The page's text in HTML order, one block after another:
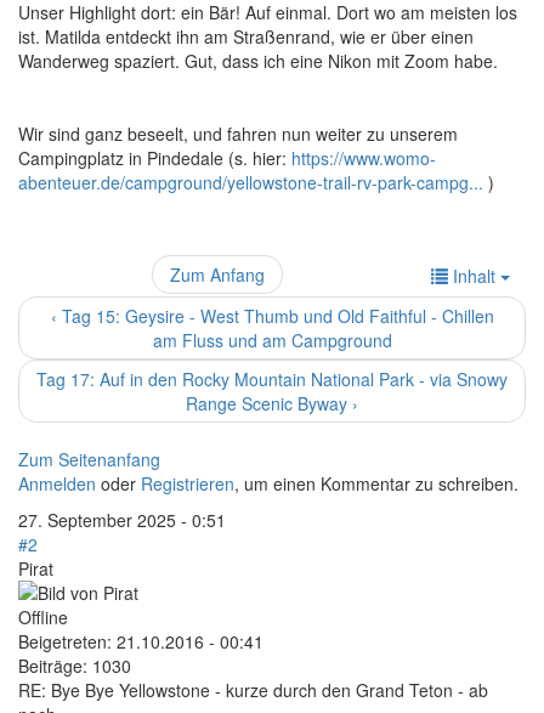
Unser Highlight dort: ein Bär! Auf einmal. Dort wo am meisten los
ist. Matilda entdeckt ihn am Straßenrand, wie er über einen
Wanderweg spaziert. Gut, dass ich eine Nikon mit Zoom habe.
Wir sind ganz beseelt, und fahren nun weiter zu unserem
Campingplatz in Pindedale (s. hier: https://www.womo-
abenteuer.de/campground/yellowstone-trail-rv-park-campg... )
Inhalt
‹ Tag 15: Geysire - West Thumb und Old Faithful - Chillen
am Fluss und am Campground
Zum Anfang
Tag 17: Auf in den Rocky Mountain National Park - via Snowy
Range Scenic Byway ›
Zum Seitenanfang
Anmelden oder Registrieren, um einen Kommentar zu schreiben.
27. September 2025 - 0:51
#2
Pirat
Offline
Beigetreten: 21.10.2016 - 00:41
Beiträge: 1030
RE: Bye Bye Yellowstone - kurze durch den Grand Teton - ab